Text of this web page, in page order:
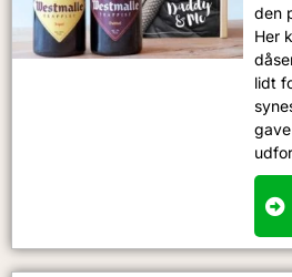
den
Her
lidt